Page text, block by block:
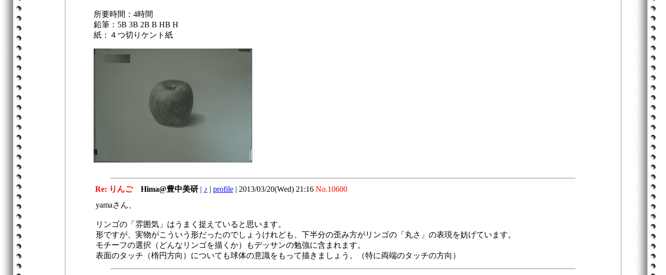
所要時間：4時間
鉛筆：5B 3B 2B B HB H
紙：４つ切りケント紙
Re: りんご Hima@豊中美研 | ♪ | profile| 2013/03/20(Wed) 21:16 No.10600
yamaさん、
リンゴの「雰囲気」はうまく捉えていると思います。
形ですが、実物がこういう形だったのでしょうけれども、下半分の歪み方がリンゴの「丸さ」の表現を妨げています。
モチーフの選択（どんなリンゴを描くか）もデッサンの勉強に含まれます。
表面のタッチ（楕円方向）についても球体の意識をもって描きましょう。（特に両端のタッチの方向）